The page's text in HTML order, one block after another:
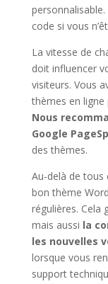
code si vous
La vitesse de
doit influencer
visiteurs. Vous
thèmes en ligne
Nous
Google
des thèmes.
Au-delà de tous
bon thème
régulières. Cela
mais aussi la
les nouvelles
lorsque vous
support